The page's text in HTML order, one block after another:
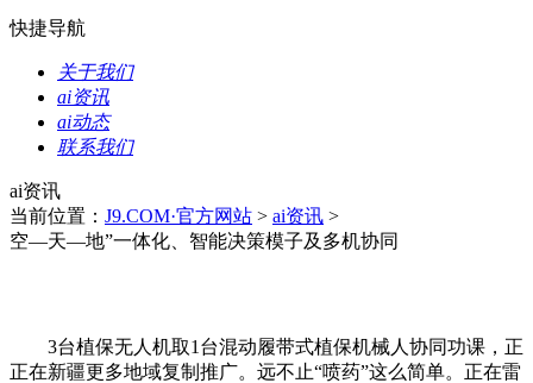
快捷导航
关于我们
ai资讯
ai动态
联系我们
ai资讯
当前位置： J9.COM·官方网站 > ai资讯 >
空—天—地”一体化、智能决策模子及多机协同
3台植保无人机取1台混动履带式植保机械人协同功课，正
正在新疆更多地域复制推广。远不止“喷药”这么简单。正在雷